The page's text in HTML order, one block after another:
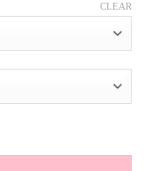
CLEAR